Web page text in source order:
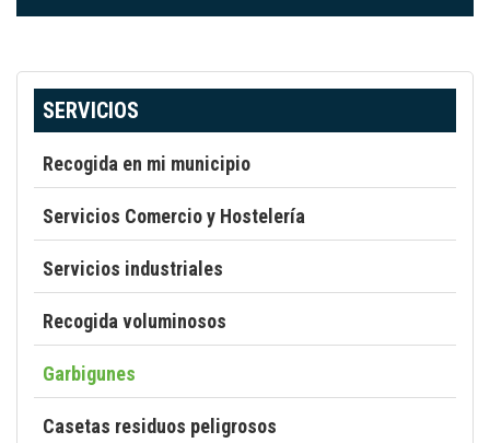
SERVICIOS
Recogida en mi municipio
Servicios Comercio y Hostelería
Servicios industriales
Recogida voluminosos
Garbigunes
Casetas residuos peligrosos